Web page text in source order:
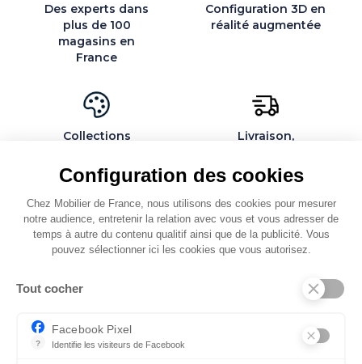
Configuration des cookies
Chez Mobilier de France, nous utilisons des cookies pour mesurer
notre audience, entretenir la relation avec vous et vous adresser de
temps à autre du contenu qualitif ainsi que de la publicité. Vous
pouvez sélectionner ici les cookies que vous autorisez.
Tout cocher
?
Facebook Pixel
Identifie les visiteurs de Facebook
Des experts dans
plus de 100
magasins en
France
Configuration 3D en
réalité augmentée
Collections
personnalisables
Livraison,
montage par des
spécialistes
QUI SOMMES-NOUS
SERVICES ET PARTENAIRES
CONSEILS